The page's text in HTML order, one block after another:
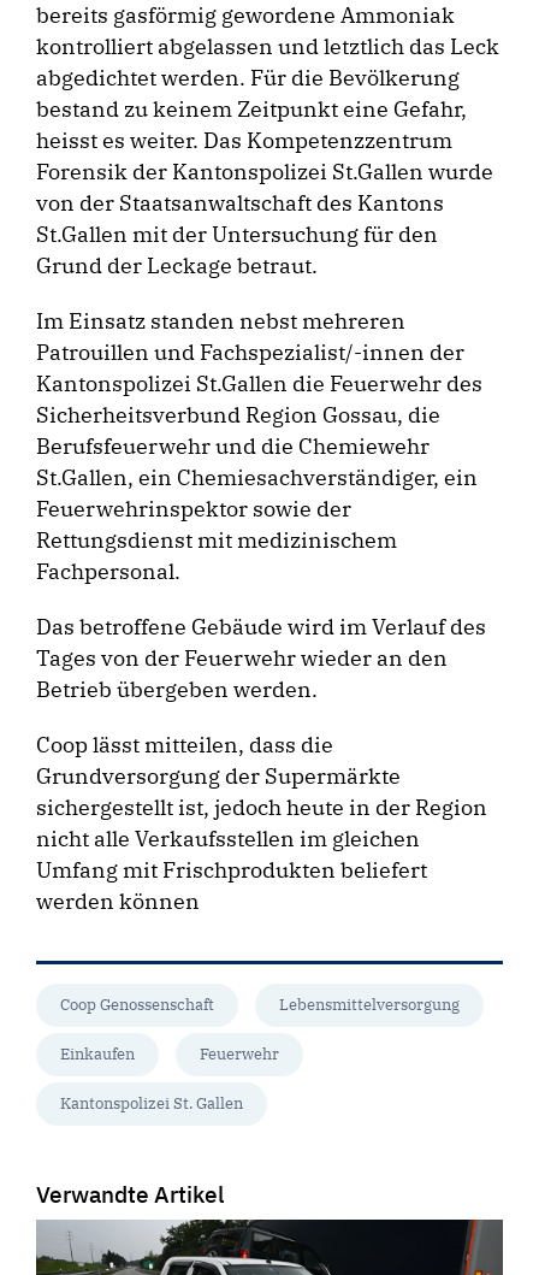
bereits gasförmig gewordene Ammoniak
kontrolliert abgelassen und letztlich das Leck
abgedichtet werden. Für die Bevölkerung
bestand zu keinem Zeitpunkt eine Gefahr,
heisst es weiter. Das Kompetenzzentrum
Forensik der Kantonspolizei St.Gallen wurde
von der Staatsanwaltschaft des Kantons
St.Gallen mit der Untersuchung für den
Grund der Leckage betraut.
Im Einsatz standen nebst mehreren
Patrouillen und Fachspezialist/-innen der
Kantonspolizei St.Gallen die Feuerwehr des
Sicherheitsverbund Region Gossau, die
Berufsfeuerwehr und die Chemiewehr
St.Gallen, ein Chemiesachverständiger, ein
Feuerwehrinspektor sowie der
Rettungsdienst mit medizinischem
Fachpersonal.
Das betroffene Gebäude wird im Verlauf des
Tages von der Feuerwehr wieder an den
Betrieb übergeben werden.
Coop lässt mitteilen, dass die
Grundversorgung der Supermärkte
sichergestellt ist, jedoch heute in der Region
nicht alle Verkaufsstellen im gleichen
Umfang mit Frischprodukten beliefert
werden können
Coop Genossenschaft Lebensmittelversorgung
Einkaufen Feuerwehr
Kantonspolizei St. Gallen
Verwandte Artikel